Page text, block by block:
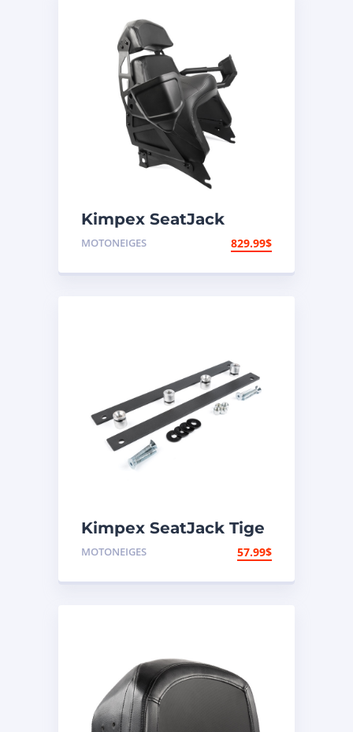
Kimpex SeatJack
Siège de passager
MOTONEIGES 829.99$
Kimpex SeatJack Tige
d’ancrage
MOTONEIGES 57.99$